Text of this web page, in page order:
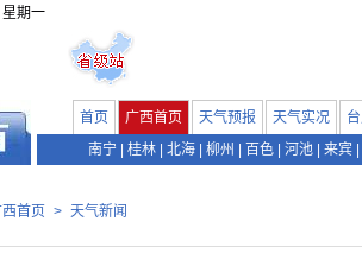
星期一
首页 广西首页 天气预报 天气实况
南宁
桂林 北海 柳州 百色 河池 来宾
西首页 > 天气新闻